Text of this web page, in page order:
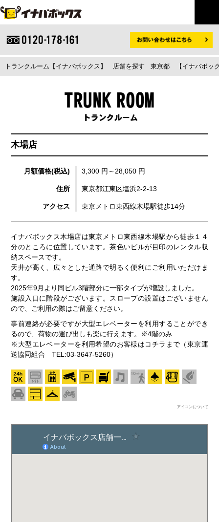
トランクルーム【イナバボックス】 店舗を探す 東京都 【イナバボッ
木場店
月額価格(税込) 3,300 円～28,050 円
住所 東京都江東区塩浜2-2-13
アクセス 東京メトロ東西線木場駅徒歩14分
イナバボックス木場店は東京メトロ東西線木場駅から徒歩１４
分のところに位置しています。茶色いビルが目印のレンタル収
納スペースです。
天井が高く、広々とした通路で明るく便利にご利用いただけま
す。
2025年9月より同ビル3階部分に一部タイプが増設しました。
施設入口に階段がございます。スロープの設置はございません
ので、ご利用の際はご留意ください。
事前連絡が必要ですが大型エレベーターを利用することができ
るので、荷物の運び出しも楽に行えます。※4階のみ
※大型エレベーターを利用希望のお客様はコチラまで（東京運
送協同組合 TEL:03-3647-5260）
アイコンについて